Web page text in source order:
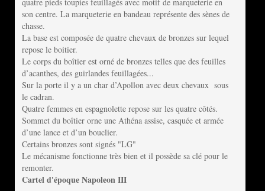
son centre. La marqueterie en bandeau représente des sènes de
chasse.
La base est composée de quatre chevaux de bronzes sur lequel
repose le boitier.
Le corps du boîtier est orné de bronzes telles que des feuilles
d’acanthes, des guirlandes feuillagées...
Sur la porte il y a un char d’Apollon avec deux chevaux sous
le cadran.
Quatre femmes en espagnolette repose sur les quatre côtés.
Sommet du boîtier orne une Athéna assise, casquée et armée
d’une lance et d’un bouclier.
Certains bronzes sont signés "LG"
Le mécanisme fonctionne très bien et il possède sa clé pour le
remonter.
Cartel d'époque Napoleon III